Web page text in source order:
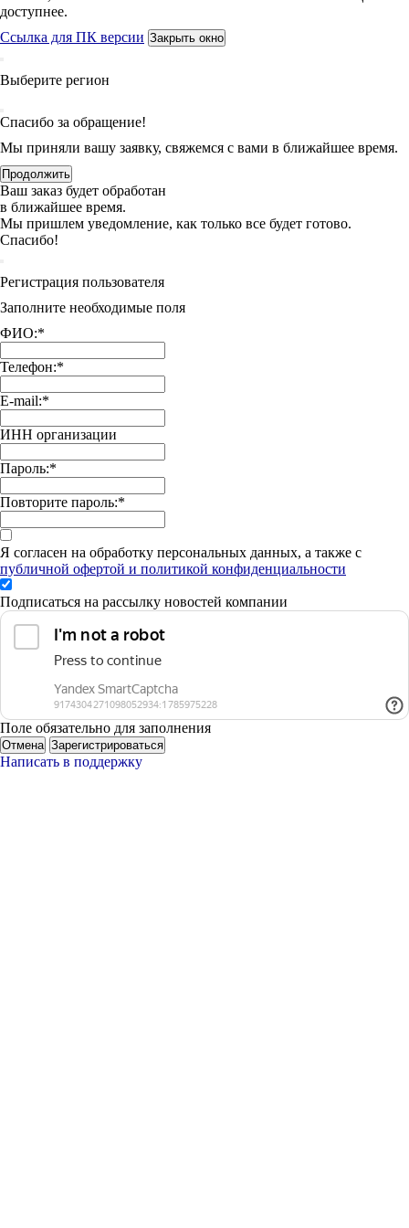
доступнее.
Ссылка для ПК версии Закрыть окно
Выберите регион
Спасибо за обращение!
Мы приняли вашу заявку, свяжемся с вами в ближайшее время.
Продолжить
Ваш заказ будет обработан
в ближайшее время.
Мы пришлем уведомление, как только все будет готово.
Спасибо!
Регистрация пользователя
Заполните необходимые поля
ФИО:*
Телефон:*
E-mail:*
ИНН организации
Пароль:*
Повторите пароль:*
Я согласен на обработку персональных данных, а также с
публичной офертой и политикой конфиденциальности
Подписаться на рассылку новостей компании
Поле обязательно для заполнения
Отмена Зарегистрироваться
Написать в поддержку